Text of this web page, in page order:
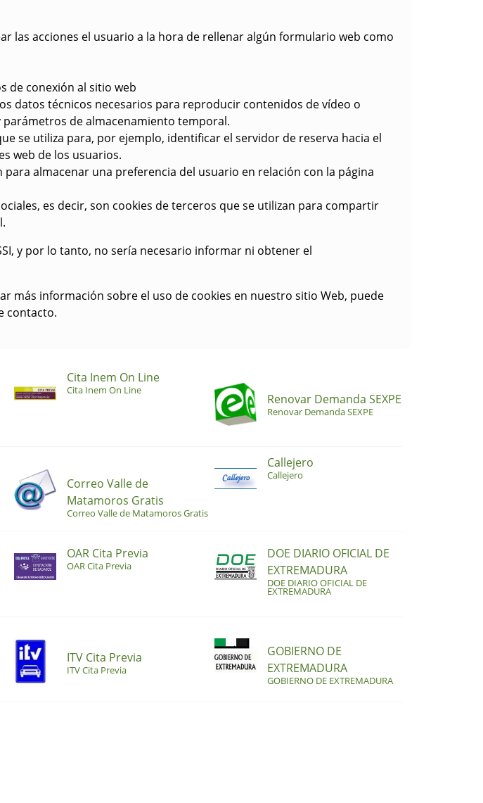
las acciones el usuario a la hora de rellenar algún formulario web como
de conexión al sitio web
datos técnicos necesarios para reproducir contenidos de vídeo o
parámetros de almacenamiento temporal.
se utiliza para, por ejemplo, identificar el servidor de reserva hacia el
web de los usuarios.
almacenar una preferencia del usuario en relación con la página
es decir, son cookies de terceros que se utilizan para compartir
y por lo tanto, no sería necesario informar ni obtener el
más información sobre el uso de cookies en nuestro sitio Web, puede
contacto.
Cita Inem On Line
Cita Inem On Line
Renovar Demanda SEXPE
Renovar Demanda SEXPE
Correo Valle de
Matamoros Gratis
Correo Valle de Matamoros Gratis
Callejero
Callejero
OAR Cita Previa
OAR Cita Previa
DOE DIARIO OFICIAL DE
EXTREMADURA
DOE DIARIO OFICIAL DE
EXTREMADURA
ITV Cita Previa
ITV Cita Previa
GOBIERNO DE
EXTREMADURA
GOBIERNO DE EXTREMADURA